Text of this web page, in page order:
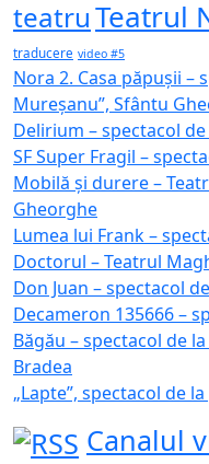
teatruTeatrul
traducere video #5
Nora 2. Casa păpușii –
Mureșanu”, Sfântu
Delirium – spectacol
SF Super Fragil –
Mobilă și durere –
Gheorghe
Lumea lui Frank –
Doctorul – Teatrul
Don Juan – spectacol
Decameron 135666 –
Băgău – spectacol de
Bradea
„Lapte”, spectacol de
Canalul